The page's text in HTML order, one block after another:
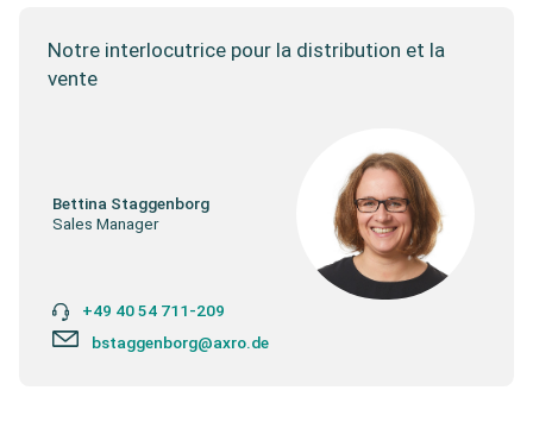
Notre interlocutrice pour la distribution et la
vente
Bettina Staggenborg
Sales Manager
+49 40 54 711-209
bstaggenborg@axro.de